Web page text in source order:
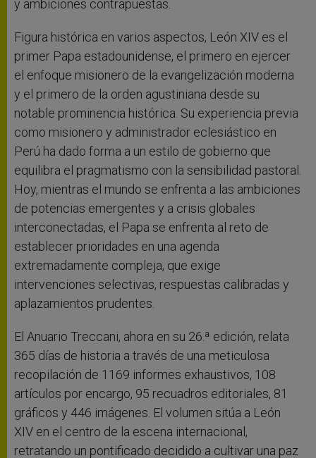
y ambiciones contrapuestas.
Figura histórica en varios aspectos, León XIV es el
primer Papa estadounidense, el primero en ejercer
el enfoque misionero de la evangelización moderna
y el primero de la orden agustiniana desde su
notable prominencia histórica. Su experiencia previa
como misionero y administrador eclesiástico en
Perú ha dado forma a un estilo de gobierno que
equilibra el pragmatismo con la sensibilidad pastoral.
Hoy, mientras el mundo se enfrenta a las ambiciones
de potencias emergentes y a crisis globales
interconectadas, el Papa se enfrenta al reto de
establecer prioridades en una agenda
extremadamente compleja, que exige
intervenciones selectivas, respuestas calibradas y
aplazamientos prudentes.
El Anuario Treccani, ahora en su 26.ª edición, relata
365 días de historia a través de una meticulosa
recopilación de 1169 informes exhaustivos, 108
artículos por encargo, 95 recuadros editoriales, 81
gráficos y 446 imágenes. El volumen sitúa a León
XIV en el centro de la escena internacional,
retratando un pontificado decidido a cultivar una paz